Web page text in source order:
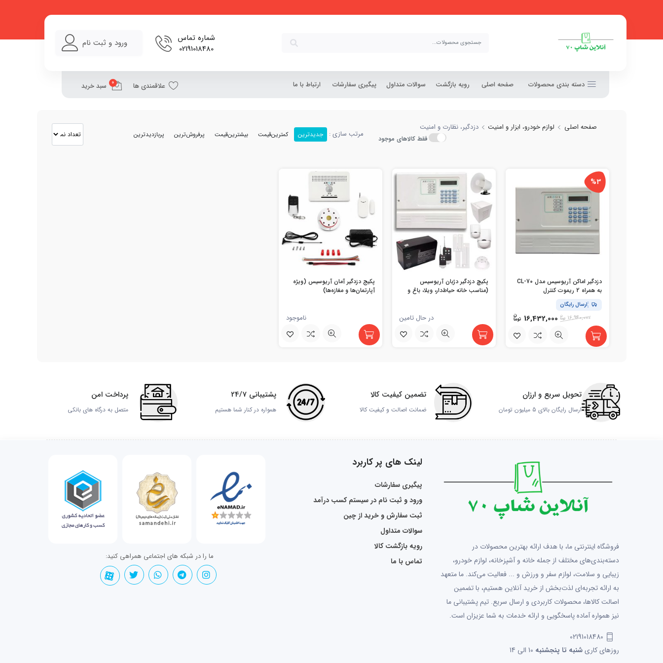
شماره تماس
02191018480
ورود و ثبت نام
دسته بندی محصولات صفحه اصلی رویه بازگشت سوالات متداول پیگیری سفارشات ارتباط با ما علاقمندی ها 0 سبد خرید
صفحه اصلی لوازم خودرو، ابزار و امنیت دزدگیر، نظارت و امنیت
فقط کالاهای موجود مرتب سازی : جدیدترین کمترین‌قیمت بیشترین‌قیمت پرفروش‌ترین پربازدیدترین
%3
دزدگیر اماکن آریوسیس مدل CL-70
به همراه 2 ریموت کنترل
ارسال رایگان
16,940,000
16,432,000
پکیچ دزدگیر دژبان آریوسیس
(مناسب خانه حیاط‌دار، ویلا، باغ و
در حال تامین
پکیج دزدگیر آمان آریوسیس (ویژه
آپارتمان‌ها و مغازه‌ها)
ناموجود
تحویل سریع و ارزان
ارسال رایگان بالای 5 میلیون تومان
تضمین کیفیت کالا
ضمانت اصالت و کیفیت کالا
پشتیبانی 24/7
همواره در کنار شما هستیم
پرداخت امن
متصل به درگاه های بانکی
فروشگاه اینترنتی ما، با هدف ارائه بهترین محصولات در
دسته‌بندی‌های مختلف از جمله خانه و آشپزخانه، لوازم خودرو،
زیبایی و سلامت، لوازم سفر و ورزش و ... فعالیت می‌کند. ما متعهد
به ارائه تجربه‌ای لذت‌بخش از خرید آنلاین هستیم، با تضمین
اصالت کالاها، محصولات کاربردی و ارسال سریع. تیم پشتیبانی ما
نیز همواره آماده پاسخگویی و ارائه خدمات به شما عزیزان است.
02191018480
روزهای کاریشنبه تا پنجشنبه
لینک های پر کاربرد
پیگیری سفارشات
ورود و ثبت نام در سیستم کسب درآمد
ثبت سفارش و خرید از چین
سوالات متداول
رویه بازگشت کالا
تماس با ما
ما را در شبکه های اجتماعی همراهی کنید: